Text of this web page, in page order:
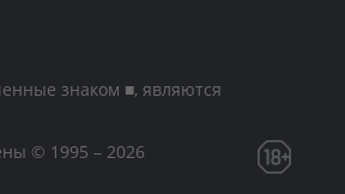
знаком ■, являются
© 1995 – 2026